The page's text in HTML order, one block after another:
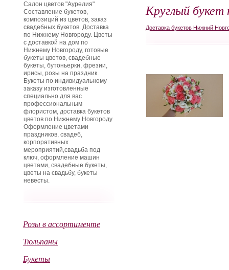
Круглый
Доставка букетов Нижний
Салон цветов "Аурелия"
Составление букетов,
композиций из цветов, заказ
свадебных букетов. Доставка
по Нижнему Новгороду. Цветы
с доставкой на дом по
Нижнему Новгороду, готовые
букеты цветов, свадебные
букеты, бутоньерки, фрезии,
ирисы, розы на праздник.
Букеты по индивидуальному
заказу изготовленные
специально для вас
профессиональным
флористом, доставка букетов
цветов по Нижнему Новгороду
Оформление цветами
праздников, свадеб,
корпоративных
мероприятий,свадьба под
ключ, оформление машин
цветами, свадебные букеты,
цветы на свадьбу, букеты
невесты.
Розы в ассортименте
Тюльпаны
Букеты